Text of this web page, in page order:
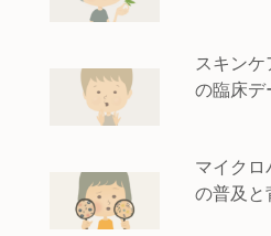
スキン
の臨床デ
マイクロ
の普及と